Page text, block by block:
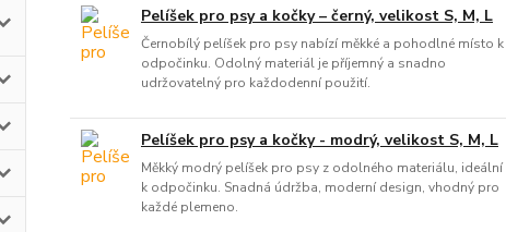
Pelíšek pro psy a kočky – černý, velikost S, M, L
Černobílý pelíšek pro psy nabízí měkké a pohodlné místo k
odpočinku. Odolný materiál je příjemný a snadno
udržovatelný pro každodenní použití.
Pelíšek pro psy a kočky - modrý, velikost S, M, L
Měkký modrý pelíšek pro psy z odolného materiálu, ideální
k odpočinku. Snadná údržba, moderní design, vhodný pro
každé plemeno.